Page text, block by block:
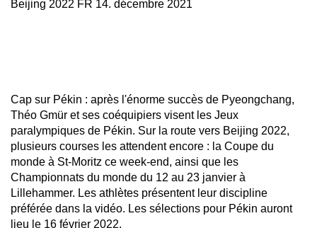
Beijing 2022 FR 14. décembre 2021
Cap sur Pékin : après l'énorme succès de Pyeongchang,
Théo Gmür et ses coéquipiers visent les Jeux
paralympiques de Pékin. Sur la route vers Beijing 2022,
plusieurs courses les attendent encore : la Coupe du
monde à St-Moritz ce week-end, ainsi que les
Championnats du monde du 12 au 23 janvier à
Lillehammer. Les athlètes présentent leur discipline
préférée dans la vidéo. Les sélections pour Pékin auront
lieu le 16 février 2022.